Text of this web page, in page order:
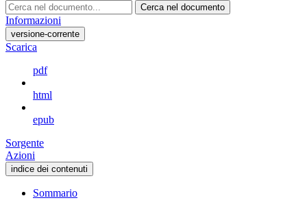
Cerca nel documento
Informazioni
versione-corrente
Scarica
pdf
html
epub
Sorgente
Azioni
indice dei contenuti
Sommario